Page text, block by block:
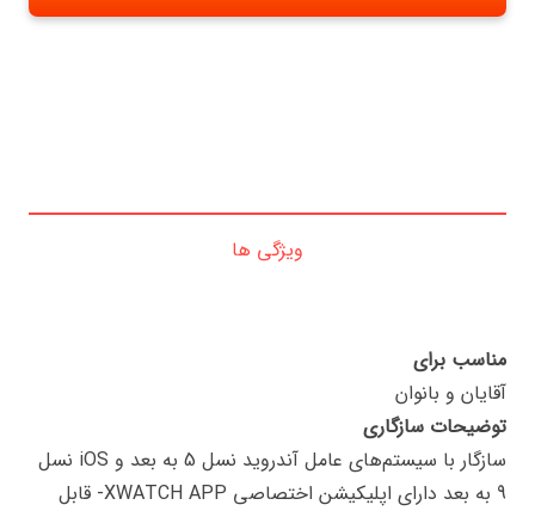
ویژگی ها
مناسب برای
آقایان و بانوان
توضیحات سازگاری
سازگار با سیستم‌های عامل آندروید نسل 5 به بعد و iOS نسل
9 به بعد دارای اپلیکیشن اختصاصی XWATCH APP- قابل